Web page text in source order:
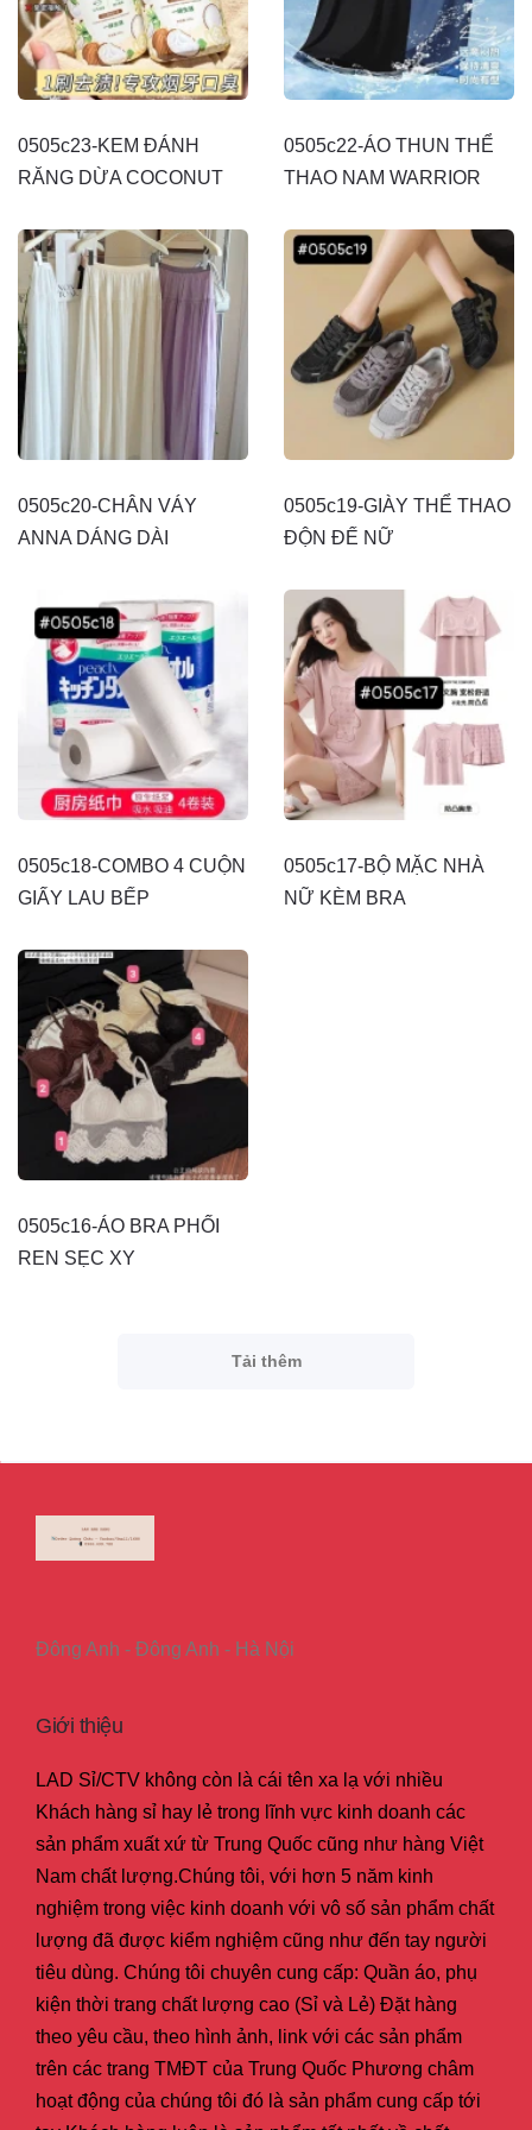
0505c23-KEM ĐÁNH
RĂNG DỪA COCONUT
0505c22-ÁO THUN THỂ
THAO NAM WARRIOR
0505c20-CHÂN VÁY
ANNA DÁNG DÀI
0505c19-GIÀY THỂ THAO
ĐỘN ĐẾ NỮ
0505c18-COMBO 4 CUỘN
GIẤY LAU BẾP
0505c17-BỘ MẶC NHÀ
NỮ KÈM BRA
0505c16-ÁO BRA PHỐI
REN SẸC XY
Tải thêm
Đông Anh - Đông Anh - Hà Nội
Giới thiệu
LAD Sỉ/CTV không còn là cái tên xa lạ với nhiều
Khách hàng sỉ hay lẻ trong lĩnh vực kinh doanh các
sản phẩm xuất xứ từ Trung Quốc cũng như hàng Việt
Nam chất lượng.Chúng tôi, với hơn 5 năm kinh
nghiệm trong việc kinh doanh với vô số sản phẩm chất
lượng đã được kiểm nghiệm cũng như đến tay người
tiêu dùng. Chúng tôi chuyên cung cấp: Quần áo, phụ
kiện thời trang chất lượng cao (Sỉ và Lẻ) Đặt hàng
theo yêu cầu, theo hình ảnh, link với các sản phẩm
trên các trang TMĐT của Trung Quốc Phương châm
hoạt động của chúng tôi đó là sản phẩm cung cấp tới